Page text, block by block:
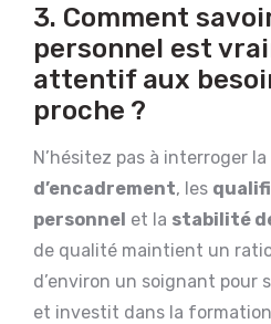
3. Comment
personnel est
attentif aux
proche ?
N’hésitez pas à interroger
d’encadrement, les
personnel et la stabilité
de qualité maintient un
d’environ un soignant pour
et investit dans la